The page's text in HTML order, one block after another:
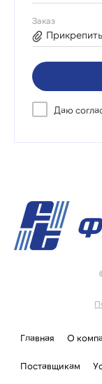
Заказ
Даю
Главная О
Поставщикам